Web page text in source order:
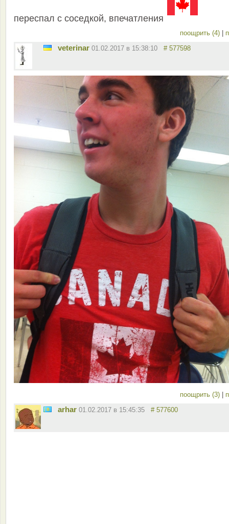
переспал с соседкой, впечатления
поощрить (4)
veterinar 01.02.2017 в 15:38:10 # 577598
поощрить (3)
arhar 01.02.2017 в 15:45:35 # 577600